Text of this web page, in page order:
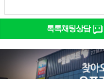
톡톡채팅상담